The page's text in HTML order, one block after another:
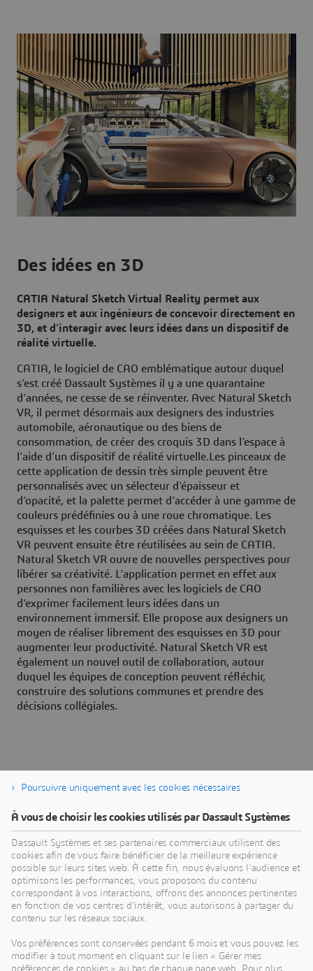
Des idées en 3D
CATIA Natural Sketch Virtual Reality permet aux
designers et aux ingénieurs de concevoir directement en
3D, et d’interagir avec leurs idées dans un dispositif de
réalité virtuelle.
CATIA, le logiciel de CAO emblématique autour duquel
s’est créé Dassault Systèmes il y a une quarantaine
d’années, ne cesse de se réinventer. Avec Natural Sketch
VR, il permet désormais aux designers des industries
automobile, aéronautique ou des biens de
consommation, de créer des croquis 3D dans l’espace à
l’aide d’un dispositif de réalité virtuelle.Les pinceaux de
cette application de dessin très simple peuvent être
personnalisés avec un sélecteur d’épaisseur et
d’opacité, et la palette permet d’accéder à une gamme de
couleurs prédéfinies ou à une roue chromatique. Les
esquisses et les courbes 3D créées dans Natural Sketch
VR peuvent ensuite être réutilisées au sein de CATIA.
Natural Sketch VR ouvre de nouvelles perspectives pour
libérer sa créativité. L’application permet en effet aux
personnes non familières avec les logiciels de CAO
d’exprimer facilement leurs idées dans un
environnement immersif. Elle propose aux designers un
moyen de réaliser librement des esquisses en 3D pour
augmenter leur productivité. Natural Sketch VR est
également un nouvel outil de collaboration, autour
duquel les équipes de conception peuvent réfléchir,
construire des solutions communes et prendre des
décisions collégiales.
Articles similaires
Poursuivre uniquement avec les cookies nécessaires
À vous de choisir les cookies utilisés par Dassault Systèmes
Dassault Systèmes et ses partenaires commerciaux utilisent des
cookies afin de vous faire bénéficier de la meilleure expérience
possible sur leurs sites web. À cette fin, nous évaluons l'audience et
optimisons les performances, vous proposons du contenu
correspondant à vos interactions, offrons des annonces pertinentes
en fonction de vos centres d'intérêt, vous autorisons à partager du
contenu sur les réseaux sociaux.
Vos préférences sont conservées pendant 6 mois et vous pouvez les
modifier à tout moment en cliquant sur le lien « Gérer mes
préférences de cookies » au bas de chaque page web. Pour plus